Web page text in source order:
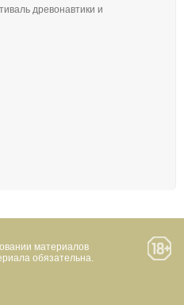
древонавтики и
материалов
обязательна.